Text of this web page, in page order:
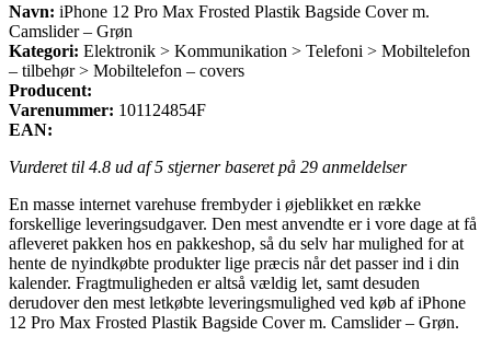
Navn: iPhone 12 Pro Max Frosted Plastik Bagside Cover m.
Camslider – Grøn
Kategori: Elektronik > Kommunikation > Telefoni > Mobiltelefon
– tilbehør > Mobiltelefon – covers
Producent:
Varenummer: 101124854F
EAN:
Vurderet til 4.8 ud af 5 stjerner baseret på 29 anmeldelser
En masse internet varehuse frembyder i øjeblikket en række
forskellige leveringsudgaver. Den mest anvendte er i vore dage at få
afleveret pakken hos en pakkeshop, så du selv har mulighed for at
hente de nyindkøbte produkter lige præcis når det passer ind i din
kalender. Fragtmuligheden er altså vældig let, samt desuden
derudover den mest letkøbte leveringsmulighed ved køb af iPhone
12 Pro Max Frosted Plastik Bagside Cover m. Camslider – Grøn.